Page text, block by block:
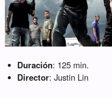
Duración: 125 min.
Director: Justin Lin